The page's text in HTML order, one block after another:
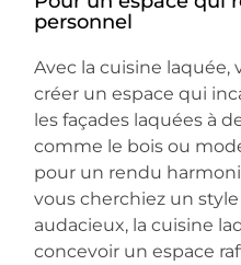
personnel
Avec la cuisine laquée,
créer un espace qui
les façades laquées à
comme le bois ou
pour un rendu
vous cherchiez un
audacieux, la cuisine
concevoir un espace